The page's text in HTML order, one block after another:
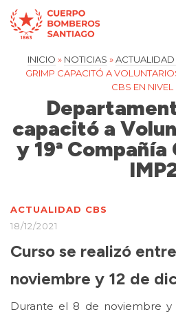
INICIO » NOTICIAS »
GRIMP CAPACITÓ A
CBS EN NIVEL
capacitó a
y 19ª Compañía
ACTUALIDAD CBS
18/12/2021
Curso se realizó
noviembre y 12 de
Durante el 8 de noviembre y